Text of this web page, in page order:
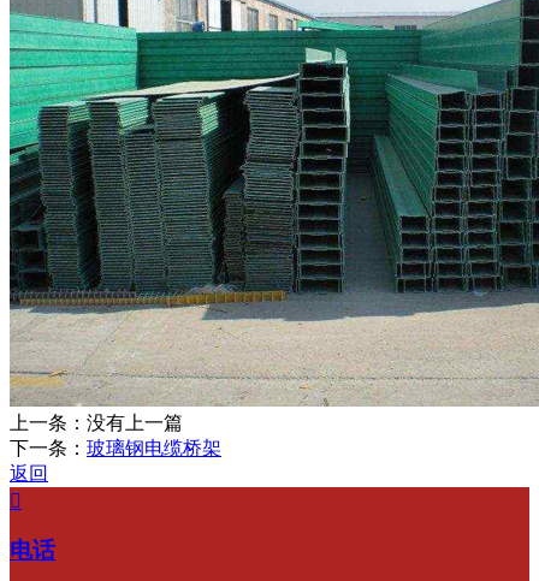
上一条： 没有上一篇
下一条： 玻璃钢电缆桥架
返回

电话